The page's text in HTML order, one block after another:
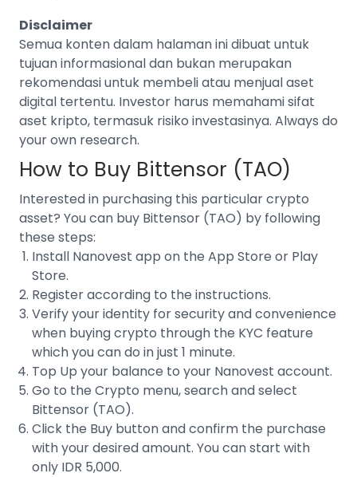
Disclaimer
Semua konten dalam halaman ini dibuat untuk
tujuan informasional dan bukan merupakan
rekomendasi untuk membeli atau menjual aset
digital tertentu. Investor harus memahami sifat
aset kripto, termasuk risiko investasinya. Always do
your own research.
How to Buy Bittensor (TAO)
Interested in purchasing this particular crypto
asset? You can buy Bittensor (TAO) by following
these steps:
Install Nanovest app on the App Store or Play
Store.
Register according to the instructions.
Verify your identity for security and convenience
when buying crypto through the KYC feature
which you can do in just 1 minute.
Top Up your balance to your Nanovest account.
Go to the Crypto menu, search and select
Bittensor (TAO).
Click the Buy button and confirm the purchase
with your desired amount. You can start with
only IDR 5,000.